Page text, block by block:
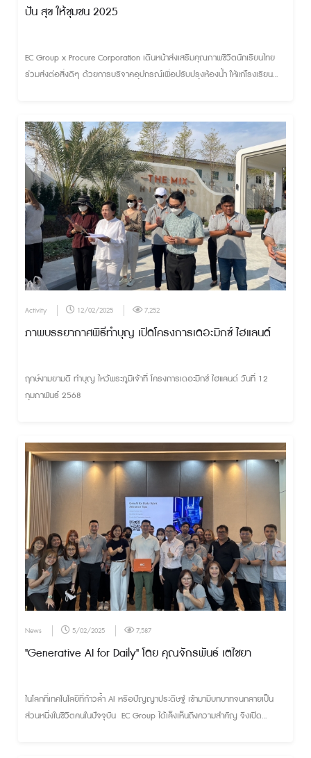
ปัน สุข ให้ชุมชน 2025
EC Group x Procure Corporation เดินหน้าส่งเสริมคุณภาพชีวิตนักเรียนไทย
ร่วมส่งต่อสิ่งดีๆ ด้วยการบริจาคอุปกรณ์เพื่อปรับปรุงห้องน้ำ ให้แก่โรงเรียน
Activity 12/02/2025 7,252
ภาพบรรยากาศพิธีทำบุญ เปิดโครงการเดอะมิกซ์ ไฮแลนด์
ฤกษ์งามยามดี ทำบุญ ไหว้พระภูมิเจ้าที่ โครงการเดอะมิกซ์ ไฮแลนด์ วันที่ 12
กุมภาพันธ์ 2568
News 5/02/2025 7,587
"Generative AI for Daily" โดย คุณจักรพันธ์ เตไชยา
ในโลกที่เทคโนโลยีที่ก้าวล้ำ AI หรือปัญญาประดิษฐ์ เข้ามามีบทบาทจนกลายเป็น
ส่วนหนึ่งในชีวิตคนในปัจจุบัน EC Group ได้เล็งเห็นถึงความสำคัญ จึงเปิด